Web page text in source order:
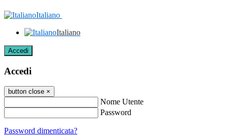
Italiano
Italiano
Accedi
Accedi
button close ×
Nome Utente
Password
Password dimenticata?